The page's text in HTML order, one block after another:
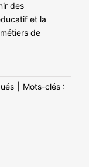
des
et la
de
Mots-clés :